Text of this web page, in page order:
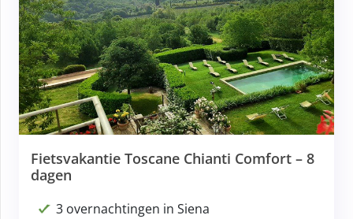
Fietsvakantie Toscane Chianti Comfort – 8
dagen
3 overnachtingen in Siena